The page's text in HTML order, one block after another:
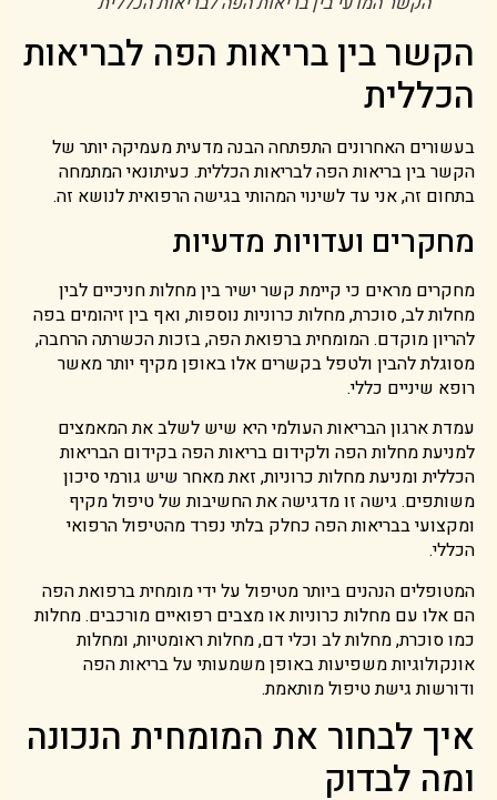
הקשר בין בריאות הפה לבריאות
הכללית
בעשורים האחרונים התפתחה הבנה מדעית מעמיקה יותר של
הקשר בין בריאות הפה לבריאות הכללית. כעיתונאי המתמחה
בתחום זה, אני עד לשינוי המהותי בגישה הרפואית לנושא זה.
מחקרים ועדויות מדעיות
מחקרים מראים כי קיימת קשר ישיר בין מחלות חניכיים לבין
מחלות לב, סוכרת, מחלות כרוניות נוספות, ואף בין זיהומים בפה
להריון מוקדם. המומחית ברפואת הפה, בזכות הכשרתה הרחבה,
מסוגלת להבין ולטפל בקשרים אלו באופן מקיף יותר מאשר
רופא שיניים כללי.
עמדת ארגון הבריאות העולמי היא שיש לשלב את המאמצים
למניעת מחלות הפה ולקידום בריאות הפה בקידום הבריאות
הכללית ומניעת מחלות כרוניות, זאת מאחר שיש גורמי סיכון
משותפים. גישה זו מדגישה את החשיבות של טיפול מקיף
ומקצועי בבריאות הפה כחלק בלתי נפרד מהטיפול הרפואי
הכללי.
המטופלים הנהנים ביותר מטיפול על ידי מומחית ברפואת הפה
הם אלו עם מחלות כרוניות או מצבים רפואיים מורכבים. מחלות
כמו סוכרת, מחלות לב וכלי דם, מחלות ראומטיות, ומחלות
אונקולוגיות משפיעות באופן משמעותי על בריאות הפה
ודורשות גישת טיפול מותאמת.
איך לבחור את המומחית הנכונה
ומה לבדוק